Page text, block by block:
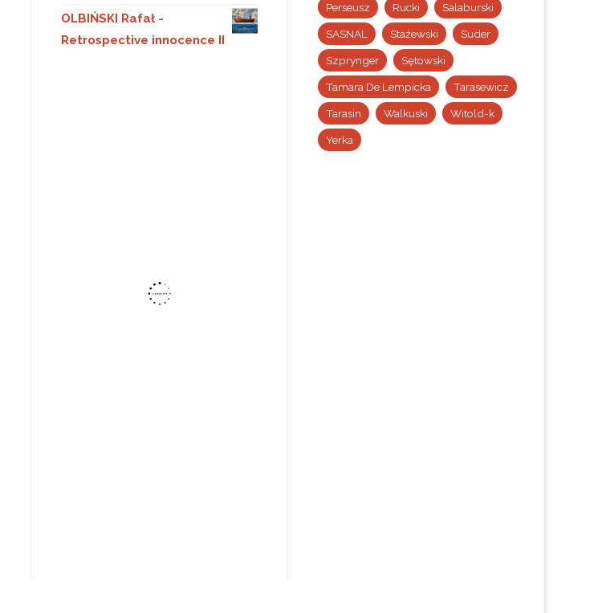
OLBIŃSKI Rafał -
Retrospective innocence II
Perseusz Rucki Salaburski
SASNAL Stażewski Suder
Szprynger Sętowski
Tamara De Lempicka Tarasewicz
Tarasin Walkuski Witold-k
Yerka